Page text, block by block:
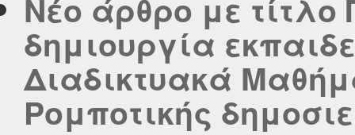
Νέο άρθρο με
δημιουργία
Διαδικτυακά
Ρομποτικής